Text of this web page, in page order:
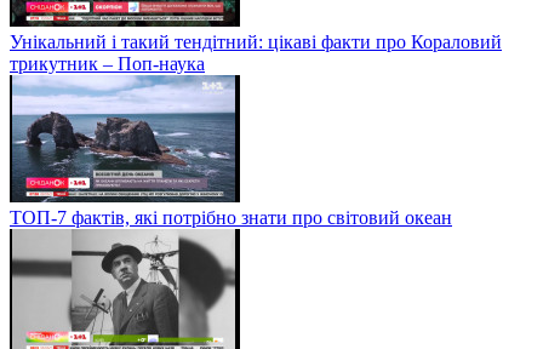
Унікальний і такий тендітний: цікаві факти про Кораловий
трикутник – Поп-наука
ТОП-7 фактів, які потрібно знати про світовий океан